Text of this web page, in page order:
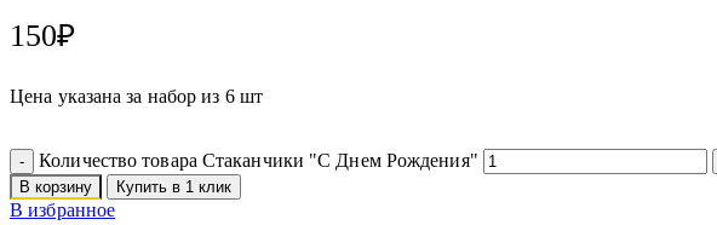
150₽
Цена указана за набор из 6 шт
Количество товара Стаканчики "С Днем Рождения"
В корзину Купить в 1 клик
В избранное